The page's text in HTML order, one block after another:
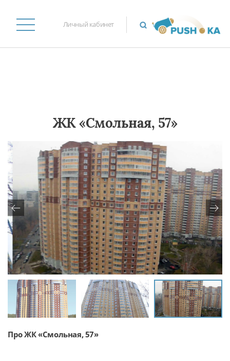
Личный кабинет
Про ЖК «Смольная, 57»
ЖК «Смольная, 57»